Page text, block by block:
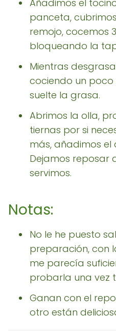
Añadimos el
panceta,
remojo, cocemos
bloqueando la
Mientras
cociendo un
suelte la grasa.
Abrimos la olla,
tiernas por si
más, añadimos el
Dejamos reposar
servimos.
Notas:
No le he puesto
preparación, con
me parecía
probarla una vez
Ganan con el
otro están